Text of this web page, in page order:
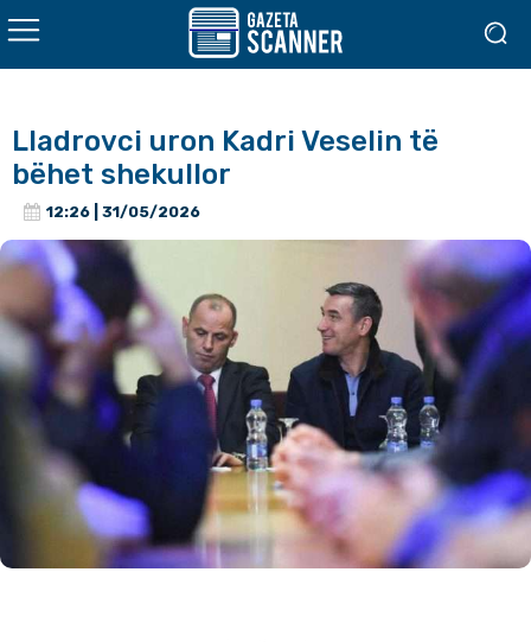
Lladrovci uron Kadri Veselin të
bëhet shekullor
12:26 | 31/05/2026